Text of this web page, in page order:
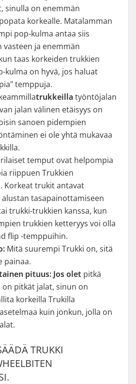
sinulla on enemmän
korkealle. Matalamman
pop-kulma antaa siis
vasteen ja enemmän
taas korkeiden trukkien
kulma on hyvä, jos haluat
temppuja.
trukkeillatyöntöjalan
jalan välinen etäisyys on
sanoen pidempien
ei ole yhtä mukavaa
temput ovat helpompia
riippuen Trukkien
Korkeat trukit antavat
tasapainottamiseen
trukki-trukkien kanssa, kun
trukkien ketteryys voi olla
flip -temppuihin.
Mitä suurempi Trukki on, sitä
painaa.
pituus: Jos olet pitkä
on pitkät jalat, sinun on
korkeilla Trukilla
kuin jonkun, jolla on
TRUKKI